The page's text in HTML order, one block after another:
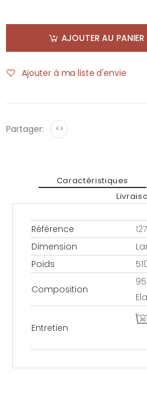
AJOUTER AU PANIER
Ajouter à ma liste d'envie
Partager: <>
Caractéristiques
Référence
Dimension
Poids
Composition
Entretien